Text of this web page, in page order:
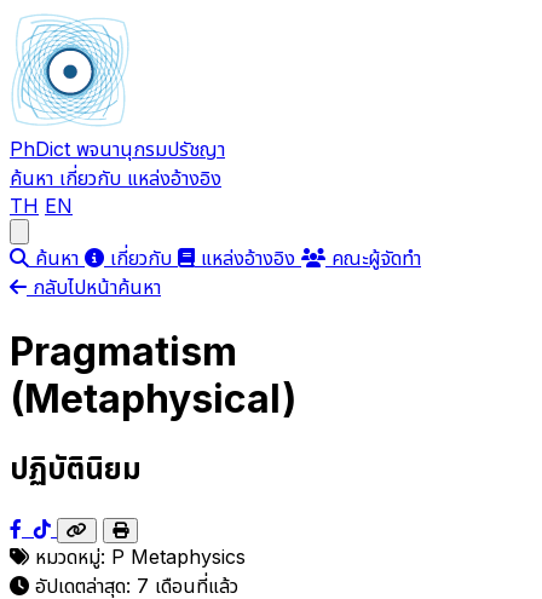
PhDict พจนานุกรมปรัชญา
ค้นหา เกี่ยวกับ แหล่งอ้างอิง
TH EN
ค้นหา เกี่ยวกับ แหล่งอ้างอิง
คณะผู้จัดทำ
กลับไปหน้าค้นหา
Pragmatism
(Metaphysical)
ปฏิบัตินิยม
หมวดหมู่: P Metaphysics
อัปเดตล่าสุด: 7 เดือนที่แล้ว